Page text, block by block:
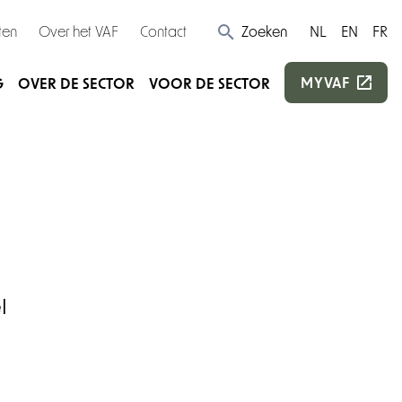
Over het VAF Contact Zoeken NL EN FR
OVER DE SECTOR VOOR DE SECTOR MYVAF